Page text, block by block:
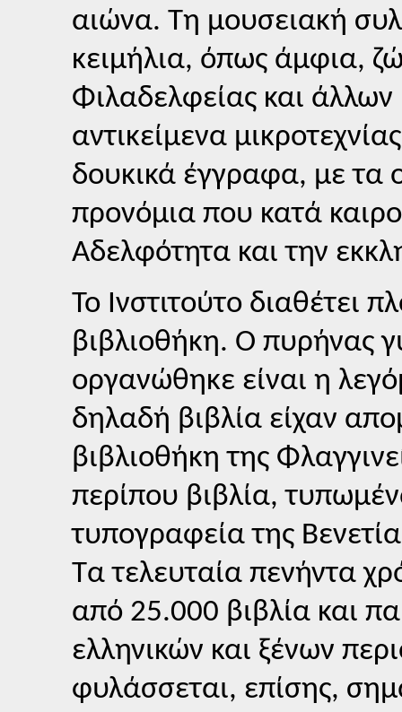
αιώνα. Τη μουσειακή
κειμήλια, όπως άμφια,
Φιλαδελφείας και
αντικείμενα
δουκικά έγγραφα, με τα
προνόμια που κατά
Αδελφότητα και την
Το Ινστιτούτο διαθέτει
βιβλιοθήκη. Ο πυρήνας
οργανώθηκε είναι η
δηλαδή βιβλία είχαν
βιβλιοθήκη της
περίπου βιβλία,
τυπογραφεία της
Τα τελευταία πενήντα
από 25.000 βιβλία και
ελληνικών και ξένων
φυλάσσεται, επίσης,